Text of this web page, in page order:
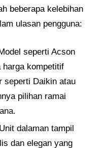
beberapa kelebihan
ulasan pengguna:
seperti Acson
harga kompetitif
seperti Daikin atau
pilihan ramai
Unit dalaman tampil
dan elegan yang